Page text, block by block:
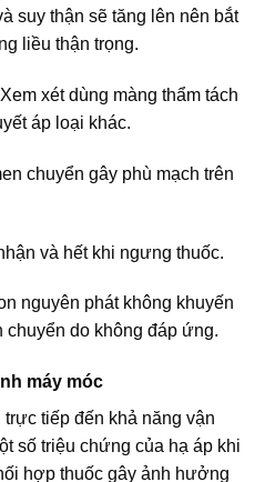
suy thận sẽ tăng lên nên bắt
liều thận trọng.
xét dùng màng thẩm tách
áp loại khác.
chuyển gây phù mạch trên
và hết khi ngưng thuốc.
nguyên phát không khuyến
chuyển do không đáp ứng.
máy móc
tiếp đến khả năng vận
số triệu chứng của hạ áp khi
hợp thuốc gây ảnh hưởng